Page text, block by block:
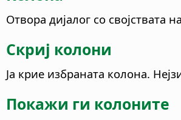
Отвора дијалог со својствата
Скриј колони
Ја крие избраната колона.
Покажи ги колоните